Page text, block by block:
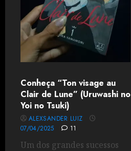
Conheça “Ton visage au
Clair de Lune” (Uruwashi no
Yoi no Tsuki)
ALEXSANDER LUIZ
07/04/2025
11
Um dos grandes sucessos